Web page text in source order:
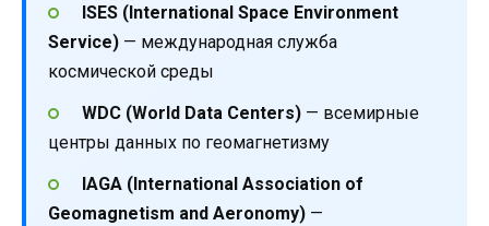
ISES (International Space Environment
Service) — международная служба
космической среды
WDC (World Data Centers)— всемирные
центры данных по геомагнетизму
IAGA (International Association of
Geomagnetism and Aeronomy) —